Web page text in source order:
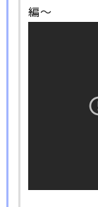
編～